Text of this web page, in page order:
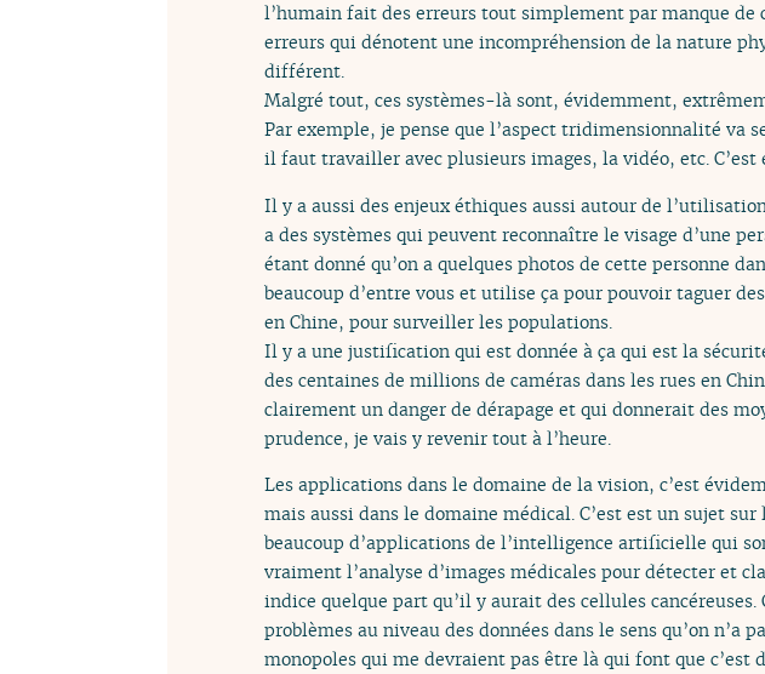
l’humain fait des erreurs tout simplement par manque de
erreurs qui dénotent une incompréhension de la nature
différent.
Malgré tout, ces systèmes-là sont, évidemment,
Par exemple, je pense que l’aspect tridimensionnalité va
il faut travailler avec plusieurs images, la vidéo, etc.
Il y a aussi des enjeux éthiques aussi autour de
a des systèmes qui peuvent reconnaître le visage d’une
étant donné qu’on a quelques photos de cette personne
beaucoup d’entre vous et utilise ça pour pouvoir taguer
en Chine, pour surveiller les populations.
Il y a une justification qui est donnée à ça qui est la
des centaines de millions de caméras dans les rues en
clairement un danger de dérapage et qui donnerait des
prudence, je vais y revenir tout à l’heure.
Les applications dans le domaine de la vision, c’est
mais aussi dans le domaine médical. C’est est un sujet
beaucoup d’applications de l’intelligence artificielle qui
vraiment l’analyse d’images médicales pour détecter et
indice quelque part qu’il y aurait des cellules
problèmes au niveau des données dans le sens qu’on n’a
monopoles qui me devraient pas être là qui font que